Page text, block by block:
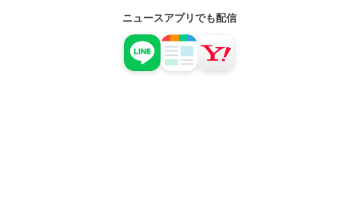
ニュースアプリでも配信